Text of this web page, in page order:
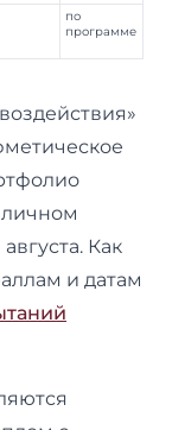
по
программе
Как
и датам